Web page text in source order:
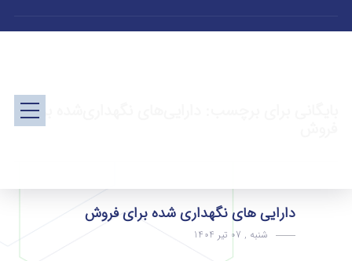
بایگانی برای برچسب: دارایی‌های نگهداری‌شده برای
دارایی های نگهداری شده برای فروش
شنبه , 07 تیر 1404